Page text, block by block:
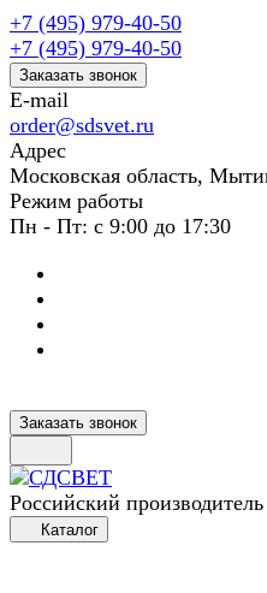
+7 (495) 979-40-50
+7 (495) 979-40-50
Заказать звонок
E-mail
order@sdsvet.ru
Адрес
Московская область,
Режим работы
Пн - Пт: с 9:00 до 17:30
Заказать звонок
Российский
Каталог